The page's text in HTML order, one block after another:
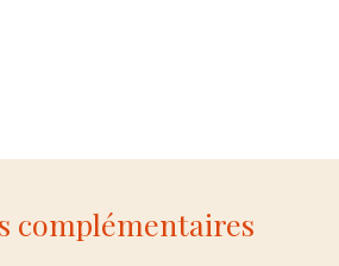
complémentaires